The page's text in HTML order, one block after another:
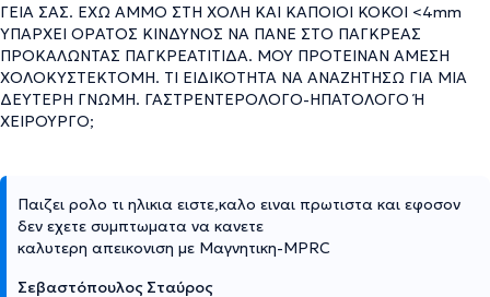
ΓΕΙΑ ΣΑΣ. ΕΧΩ ΑΜΜΟ ΣΤΗ ΧΟΛΗ ΚΑΙ ΚΑΠΟΙΟΙ ΚΟΚΟΙ <4mm
YΠΑΡΧΕΙ ΟΡΑΤΟΣ ΚΙΝΔΥΝΟΣ ΝΑ ΠΑΝΕ ΣΤΟ ΠΑΓΚΡΕΑΣ
ΠΡΟΚΑΛΩΝΤΑΣ ΠΑΓΚΡΕΑΤΙΤΙΔΑ. ΜΟΥ ΠΡΟΤΕΙΝΑΝ ΑΜΕΣΗ
ΧΟΛΟΚΥΣΤΕΚΤΟΜΗ. ΤΙ ΕΙΔΙΚΟΤΗΤΑ ΝΑ ΑΝΑΖΗΤΗΣΩ ΓΙΑ ΜΙΑ
ΔΕΥΤΕΡΗ ΓΝΩΜΗ. ΓΑΣΤΡΕΝΤΕΡΟΛΟΓΟ-ΗΠΑΤΟΛΟΓΟ Ή
ΧΕΙΡΟΥΡΓΟ;
Παιζει ρολο τι ηλικια ειστε,καλο ειναι πρωτιστα και εφοσον
δεν εχετε συμπτωματα να κανετε
καλυτερη απεικονιση με Μαγνητικη-MPRC
Σεβαστόπουλος Σταύρος